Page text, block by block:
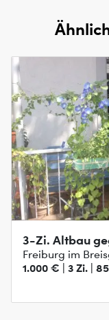
3-Zi. Altbau
Freiburg im
1.000 € | 3 Zi. |